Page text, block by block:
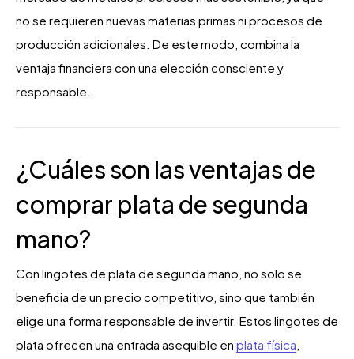
no se requieren nuevas materias primas ni procesos de
producción adicionales. De este modo, combina la
ventaja financiera con una elección consciente y
responsable.
¿Cuáles son las ventajas de
comprar plata de segunda
mano?
Con lingotes de plata de segunda mano, no solo se
beneficia de un precio competitivo, sino que también
elige una forma responsable de invertir. Estos lingotes de
plata ofrecen una entrada asequible en plata física,